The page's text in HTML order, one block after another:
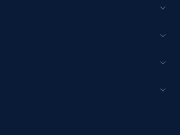
URL
Youtuber md5, Video url,
Views, and more.